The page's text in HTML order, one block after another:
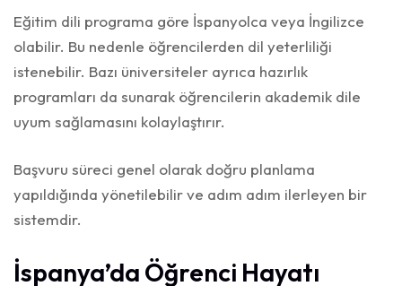
Eğitim dili programa göre İspanyolca veya İngilizce
olabilir. Bu nedenle öğrencilerden dil yeterliliği
istenebilir. Bazı üniversiteler ayrıca hazırlık
programları da sunarak öğrencilerin akademik dile
uyum sağlamasını kolaylaştırır.
Başvuru süreci genel olarak doğru planlama
yapıldığında yönetilebilir ve adım adım ilerleyen bir
sistemdir.
İspanya’da Öğrenci Hayatı